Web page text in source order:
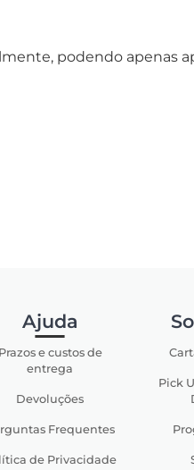
podendo apenas
Ajuda
Prazos e custos de
entrega
Devoluções
Frequentes
de Privacidade
Pick